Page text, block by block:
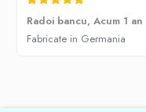
Radoi bancu, Acum 1 an
Fabricate in Germania